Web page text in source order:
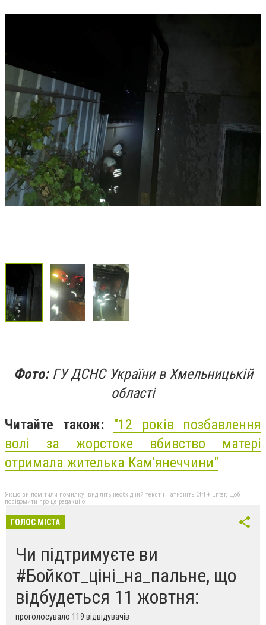
Фото: ГУ ДСНС України в Хмельницькій
області
Читайте також: "12 років позбавлення
волі за жорстоке вбивство матері
отримала жителька Кам'янеччини"
Якщо ви помітили помилку, виділіть необхідний текст і натисніть Ctrl + Enter, щоб
повідомити про це редакцію
ГОЛОС МІСТА
Чи підтримуєте ви
#Бойкот_ціні_на_пальне, що
відбудеться 11 жовтня:
проголосувало 119 відвідувачів